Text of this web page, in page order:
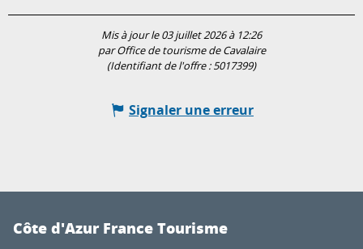
Mis à jour le 03 juillet 2026 à 12:26
par Office de tourisme de Cavalaire
(Identifiant de l'offre :5017399)
Signaler une erreur
Côte d'Azur France Tourisme